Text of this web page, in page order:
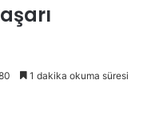
1 dakika okuma süresi